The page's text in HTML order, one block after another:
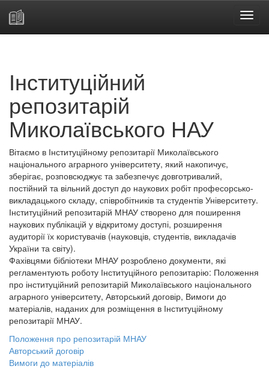
Інституційний
репозитарій
Миколаївського НАУ
Вітаємо в Інституційному репозитарії Миколаївського
національного аграрного університету, який накопичує,
зберігає, розповсюджує та забезпечує довготривалий,
постійний та вільний доступ до наукових робіт професорсько-
викладацького складу, співробітників та студентів Університету.
Інституційний репозитарій МНАУ створено для поширення
наукових публікацій у відкритому доступі, розширення
аудиторії їх користувачів (науковців, студентів, викладачів
України та світу).
Фахівцями бібліотеки МНАУ розроблено документи, які
регламентують роботу Інституційного репозитарію: Положення
про інституційний репозитарій Миколаївського національного
аграрного університету, Авторський договір, Вимоги до
матеріалів, наданих для розміщення в Інституційному
репозитарії МНАУ.
Положення про репозитарій МНАУ
Авторський договір
Вимоги до матеріалів